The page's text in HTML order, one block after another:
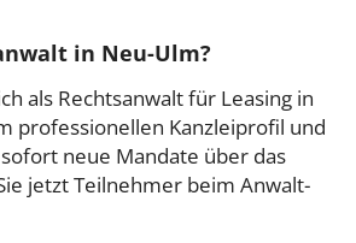
in Neu-Ulm?
als Rechtsanwalt für Leasing in
professionellen Kanzleiprofil und
neue Mandate über das
jetzt Teilnehmer beim Anwalt-